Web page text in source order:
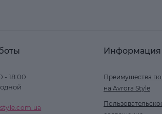
- 18:00
Информация
Преимущества
на Avrora Style